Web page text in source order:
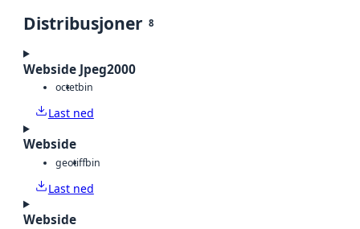
Distribusjoner 8
Webside Jpeg2000
octetbin
Last ned
Webside
geotiffbin
Last ned
Webside